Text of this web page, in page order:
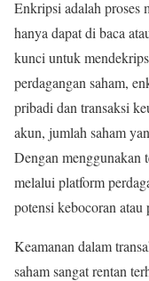
Enkripsi adalah proses
hanya dapat di baca
kunci untuk
perdagangan saham,
pribadi dan transaksi
akun, jumlah saham
Dengan
melalui platform
potensi kebocoran atau
Keamanan dalam
saham sangat rentan